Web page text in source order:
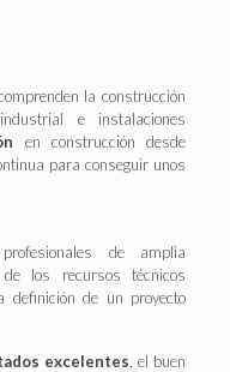
la construcción
e instalaciones
en construcción desde
para conseguir unos
de amplia
los recursos técnicos
definición de un proyecto
excelentes , el buen